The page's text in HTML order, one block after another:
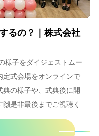
るの？｜株式会社
様子をダイジェストムー
定式会場をオンラインで
の様子や、式典後に開
是非最後までご視聴く